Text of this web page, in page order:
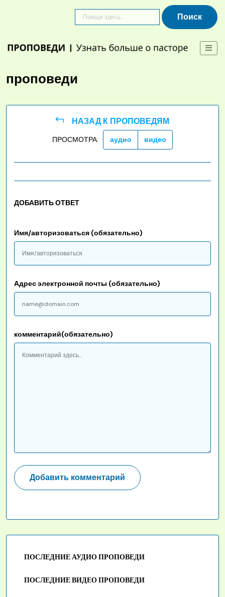
проповеди
НАЗАД К ПРОПОВЕДЯМ
ПРОСМОТРА: аудио видео
ДОБАВИТЬ ОТВЕТ
комментарий(обязательно)
Имя/авторизоваться (обязательно)
Адрес электронной почты (обязательно)
ПОСЛЕДНИЕ АУДИО ПРОПОВЕДИ
ПОСЛЕДНИЕ ВИДЕО ПРОПОВЕДИ